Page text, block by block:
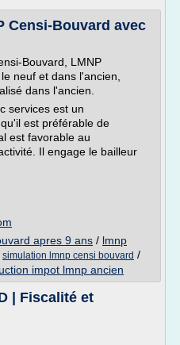
Censi-Bouvard avec
Bouvard, LMNP
neuf et dans l'ancien,
dans l'ancien.
services est un
est préférable de
est favorable au
Il engage le bailleur
apres 9 ans / lmnp
simulation lmnp censi bouvard /
impot lmnp ancien
| Fiscalité et